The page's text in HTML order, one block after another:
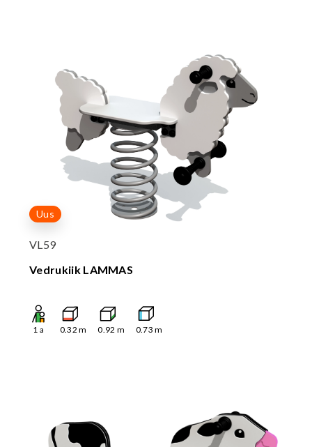
Uus
VL59
Vedrukiik LAMMAS
1 a 0.32 m 0.92 m 0.73 m